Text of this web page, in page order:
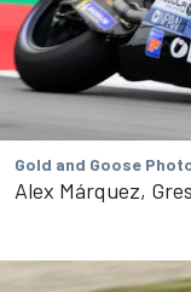
Gold and Goose
Alex Márquez,